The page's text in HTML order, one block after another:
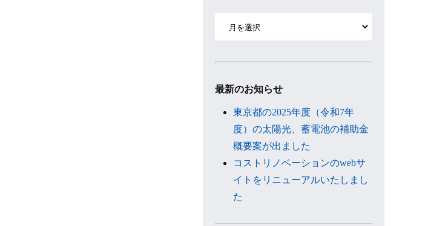
ブ
最新のお知らせ
東京都の2025年度（令和7年
度）の太陽光、蓄電池の補助金
概要案が出ました
コストリノベーションのwebサ
イトをリニューアルいたしまし
た